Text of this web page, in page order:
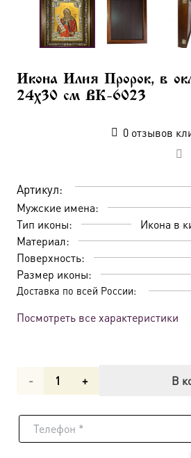
Икона Илия Пророк, в
24х30 см BK-6023
0отзывов
Артикул:
Мужские имена:
Тип иконы:
Икона в
Материал:
Поверхность:
Размер иконы:
Доставка по всей России:
Посмотреть все характеристики
Количество
Икона
В